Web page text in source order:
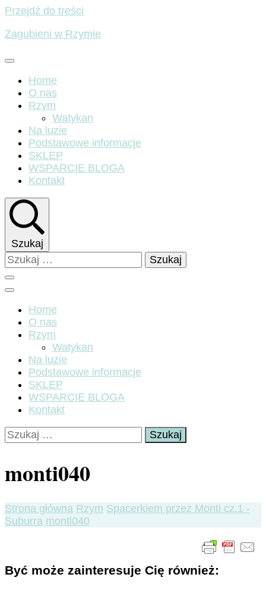
Przejdź do treści
Zagubieni w Rzymie
Home
O nas
Rzym
Watykan
Na luzie
Podstawowe informacje
SKLEP
WSPARCIE BLOGA
Kontakt
Szukaj
Szukaj:
Home
O nas
Rzym
Watykan
Na luzie
Podstawowe informacje
SKLEP
WSPARCIE BLOGA
Kontakt
Szukaj:
monti040
Strona główna Rzym Spacerkiem przez Monti cz.1 -
Suburra monti040
Być może zainteresuje Cię również: